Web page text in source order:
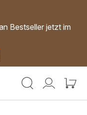
Bestseller jetzt im
Mein
Mein